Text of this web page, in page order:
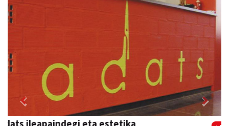
Previous Next